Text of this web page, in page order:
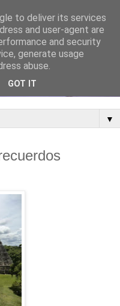
▼
to deliver its services
and user-agent are
and security
generate usage
abuse.
GOT IT